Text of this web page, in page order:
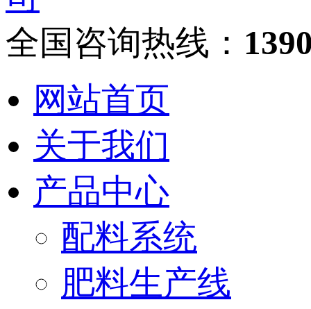
全国咨询热线：
网站首页
关于我们
产品中心
配料系统
肥料生产线